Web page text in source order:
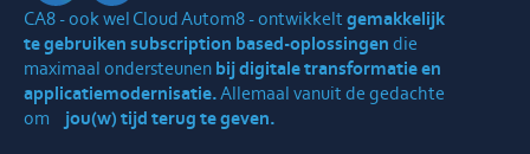
CA8 - ook wel Cloud Autom8 - ontwikkelt gemakkelijk
te gebruiken subscription based-oplossingen die
maximaal ondersteunen bij digitale transformatie en
applicatiemodernisatie.Allemaal vanuit de gedachte
om jou(w) tijd terug te geven.